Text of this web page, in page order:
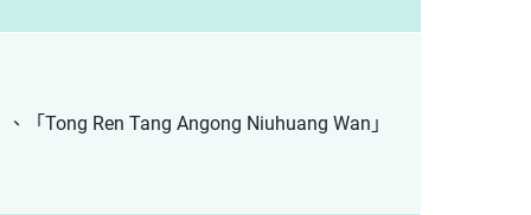
、「Tong Ren Tang Angong Niuhuang Wan」